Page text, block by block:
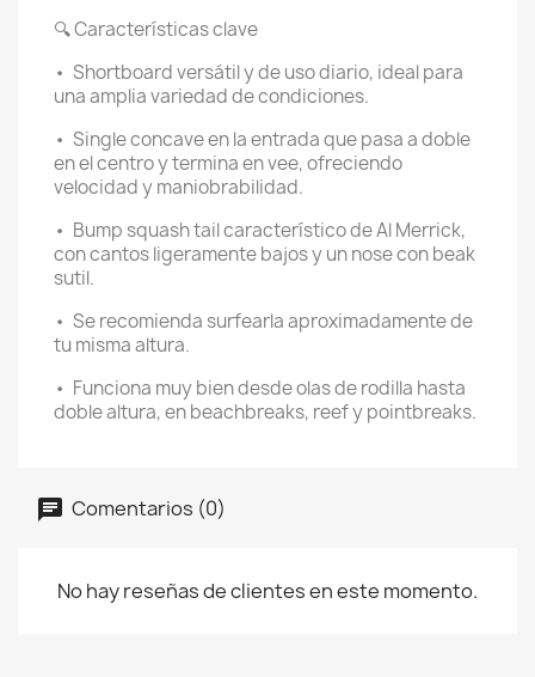
🔍 Características clave
• Shortboard versátil y de uso diario, ideal para
una amplia variedad de condiciones.
• Single concave en la entrada que pasa a doble
en el centro y termina en vee, ofreciendo
velocidad y maniobrabilidad.
• Bump squash tail característico de Al Merrick,
con cantos ligeramente bajos y un nose con beak
sutil.
• Se recomienda surfearla aproximadamente de
tu misma altura.
• Funciona muy bien desde olas de rodilla hasta
doble altura, en beachbreaks, reef y pointbreaks.
Comentarios (0)
No hay reseñas de clientes en este momento.